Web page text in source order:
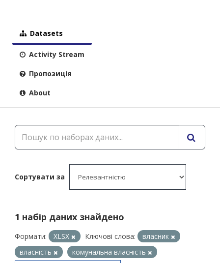
Datasets
Activity Stream
Пропозиція
About
Сортувати за
1 набір даних знайдено
Формати: XLSX Ключові слова:
власник
власність
комунальна власність